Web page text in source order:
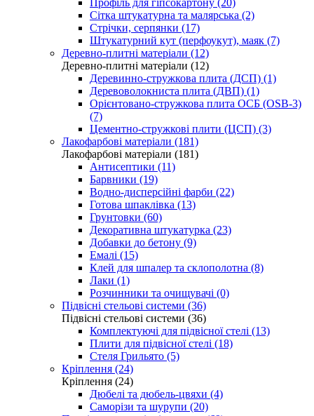
Сітка штукатурна та малярська (2)
Стрічки, серпянки (17)
Штукатурний кут (перфоукут), маяк (7)
Деревно-плитні матеріали (12)
Деревно-плитні матеріали (12)
Деревинно-стружкова плита (ДСП) (1)
Деревоволокниста плита (ДВП) (1)
Орієнтовано-стружкова плита ОСБ (OSB-3)
(7)
Цементно-стружкові плити (ЦСП) (3)
Лакофарбові матеріали (181)
Лакофарбові матеріали (181)
Антисептики (11)
Барвники (19)
Водно-дисперсійні фарби (22)
Готова шпаклівка (13)
Грунтовки (60)
Декоративна штукатурка (23)
Добавки до бетону (9)
Емалі (15)
Клей для шпалер та склополотна (8)
Лаки (1)
Розчинники та очищувачі (0)
Підвісні стельові системи (36)
Підвісні стельові системи (36)
Комплектуючі для підвісної стелі (13)
Плити для підвісної стелі (18)
Стеля Грильято (5)
Кріплення (24)
Кріплення (24)
Дюбелі та дюбель-цвяхи (4)
Саморізи та шурупи (20)